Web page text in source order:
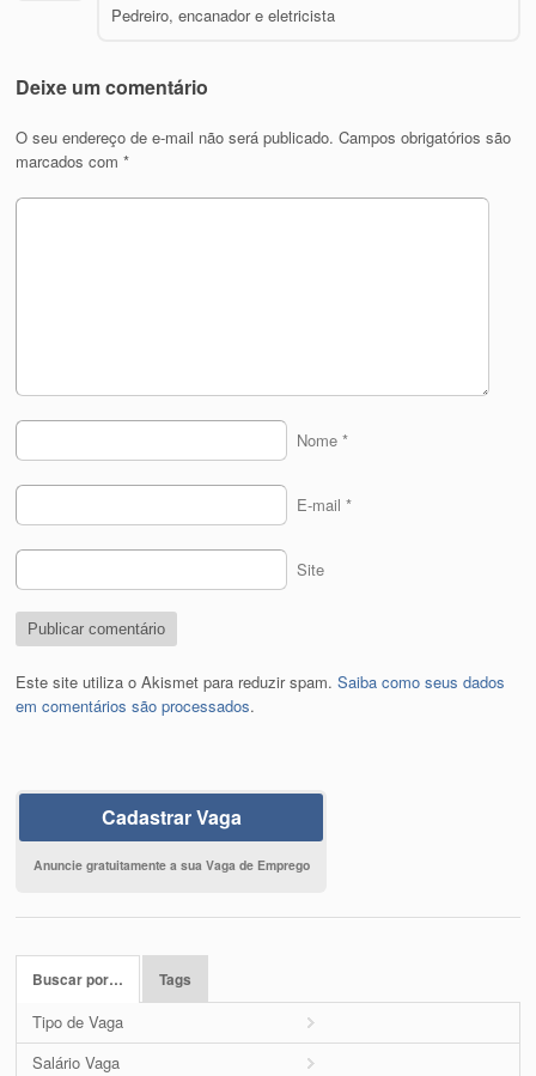
Pedreiro, encanador e eletricista
Deixe um comentário
O seu endereço de e-mail não será publicado. Campos obrigatórios são
marcados com*
Nome *
E-mail *
Site
Este site utiliza o Akismet para reduzir spam.Saiba como seus dados
em comentários são processados.
Cadastrar Vaga
Anuncie gratuitamente a sua Vaga de Emprego
Buscar por… Tags
Tipo de Vaga
Salário Vaga